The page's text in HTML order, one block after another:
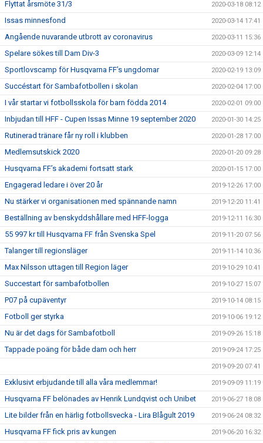
Flyttat årsmöte 31/3 2020-03-18 08:12
Issas minnesfond 2020-03-14 17:41
Angående nuvarande utbrott av coronavirus 2020-03-11 15:36
Spelare sökes till Dam Div-3 2020-03-09 12:14
Sportlovscamp för Husqvarna FF’s ungdomar 2020-02-19 13:09
Succéstart för Sambafotbollen i skolan 2020-02-04 17:00
I vår startar vi fotbollsskola för barn födda 2014 2020-02-01 09:00
Inbjudan till HFF - Cupen Issas Minne 19 september 2020 2020-01-30 14:25
Rutinerad tränare får ny roll i klubben 2020-01-28 17:00
Medlemsutskick 2020 2020-01-20 09:28
Husqvarna FF’s akademi fortsatt stark 2020-01-15 17:00
Engagerad ledare i över 20 år 2019-12-26 17:00
Nu stärker vi organisationen med spännande namn 2019-12-20 11:41
Beställning av benskyddshållare med HFF-logga 2019-12-11 16:30
55 997 kr till Husqvarna FF från Svenska Spel 2019-11-20 07:56
Talanger till regionsläger 2019-11-14 10:36
Max Nilsson uttagen till Region läger 2019-10-29 10:41
Succestart för sambafotbollen 2019-10-27 15:07
P07 på cupäventyr 2019-10-14 08:15
Fotboll ger styrka 2019-10-06 19:12
Nu är det dags för Sambafotboll 2019-09-26 15:18
Tappade poäng för både dam och herr 2019-09-24 17:25
2019-09-20 07:41
Exklusivt erbjudande till alla våra medlemmar! 2019-09-09 11:19
Husqvarna FF belönades av Henrik Lundqvist och Unibet 2019-06-27 18:08
Lite bilder från en härlig fotbollsvecka - Lira Blågult 2019 2019-06-24 08:32
Husqvarna FF fick pris av kungen 2019-06-20 16:32